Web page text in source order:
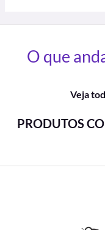
O que
Veja
PRODUTOS